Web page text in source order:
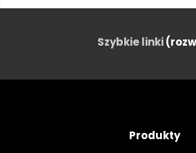
KREATYWNYCH
OZDOBNY
Szybkie linki
Produkty